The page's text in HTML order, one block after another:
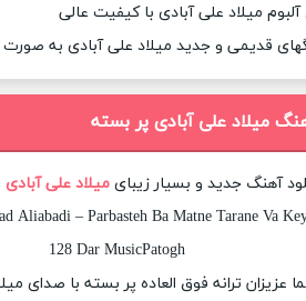
میلاد علی آبادی با کیفیت عالی
قدیمی و جدید میلاد علی آبادی به
میلاد علی آبادی پر بسته
آهنگ جدید و بسیار زیبای میلاد علی آبادی
Aliabadi – Parbasteh Ba Matne Tarane Va
128 Dar MusicPatogh
عزیزان ترانه فوق العاده پر بسته با صدای